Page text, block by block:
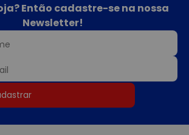
Então cadastre-se na nossa
Newsletter!